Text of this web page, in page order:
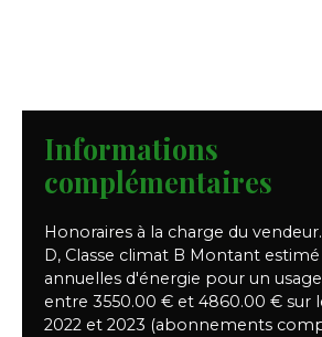
Informations
complémentaires
Honoraires à la charge du
D, Classe climat B Montant
annuelles d'énergie pour un
entre 3550.00 € et 4860.00 € sur
2022 et 2023 (abonnements